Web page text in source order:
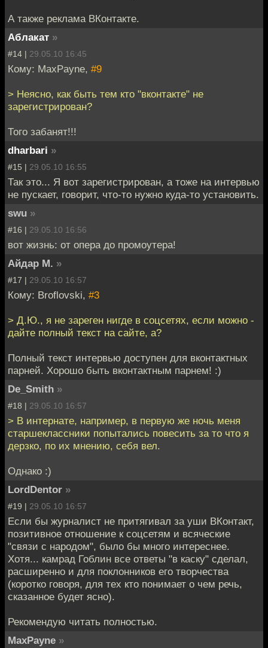
А также реклама ВКонтакте.
Аблакат »
#14 | 29.05.10 16:45
Кому: MaxPayne, #9
> Неясно, как быть тем кто "вконтакте" не
зарегистрирован?
Того забанят!!!
dharbari »
#15 | 29.05.10 16:55
Так это... Я вот зарегистрирован, а тоже на интервью
не пускает, говорит, что-то нужно куда-то установить.
swu »
#16 | 29.05.10 16:56
вот жизнь: от опера до промоутера!
Айдар М. »
#17 | 29.05.10 16:57
Кому: Broflovski, #3
> Д.Ю., я не зареген нигде в соцсетях, если можно -
дайте полный текст на сайте, а?
Полный текст интервью доступен для вконтактных
парней. Хорошо быть вконтактным парнем! :)
De_Smith »
#18 | 29.05.10 16:57
> В интернате, например, в первую же ночь меня
старшеклассники попытались повесить за то что я
дерзко, по их мнению, себя вел.
Однако :)
LordDentor »
#19 | 29.05.10 16:57
Если бы журналист не притягивал за уши ВКонтакт,
позитивное отношение к соцсетям и всяческие
"связи с народом", было бы много интереснее.
Хотя... камрад Гоблин все ответы "в каску" сделал,
расширенно и для поклонников его творчества
(коротко говоря, для тех кто понимает о чем речь,
сказанное будет ясно).
Рекомендую читать полностью.
MaxPayne »